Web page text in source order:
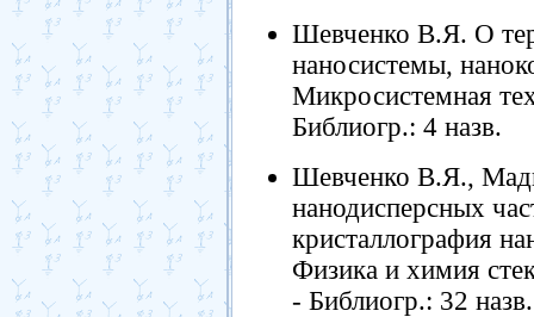
Шевченко В.Я. О
наносистемы,
Микросистемная
Библиогр.: 4 назв.
Шевченко В.Я.,
нанодисперсных
кристаллография
Физика и химия
- Библиогр.: 32 назв.